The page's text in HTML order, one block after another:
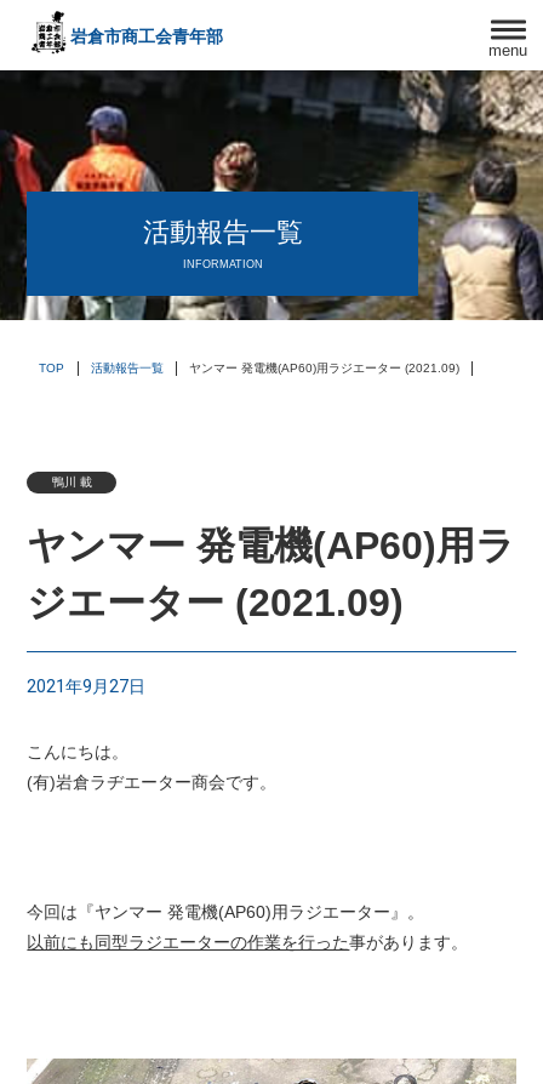
menu
岩倉市商工会青年部
〒482－0042
愛知県岩倉市中本町西出口31-1
TEL:0587-66-3400
FAX:0587-66-3417
頑張る中小企業を応援します！
活動報告一覧
INFORMATION
TOP 活動報告一覧 ヤンマー 発電機(AP60)用ラジエーター (2021.09)
鴨川 載
ヤンマー 発電機(AP60)用ラ
ジエーター (2021.09)
2021年9月27日
こんにちは。
(有)岩倉ラヂエーター商会です。
今回は『ヤンマー 発電機(AP60)用ラジエーター』。
以前にも同型ラジエーターの作業を行った事があります。